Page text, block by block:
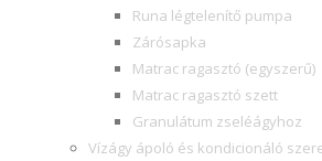
Runa légtelenítő pumpa
Zárósapka
Matrac ragasztó (egyszerű)
Matrac ragasztó szett
Granulátum zseléágyhoz
Vízágy ápoló és kondicionáló